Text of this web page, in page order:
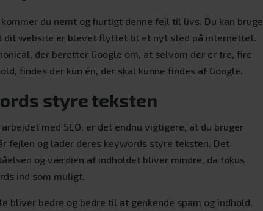
du nemt og hurtigt denne fejl til livs. Du kan bruge
dit website er blevet flyttet til et nyt sted på internettet.
der beretter Google om, at selvom der er tre, fire
findes der kun én, der skal kunne findes af Google.
styre teksten
med SEO, er det endnu vigtigere, at du bruger
fejlen og lader deres keywords styre teksten. Det
og værdien af indholdet bliver mindre, da fokus
ind som muligt.
bliver bedre og bedre til at genkende spam og indhold,